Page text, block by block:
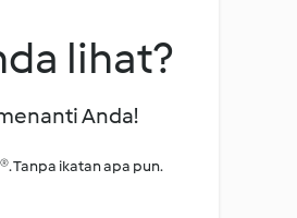
lihat?
Anda!
Tanpa ikatan apa pun.